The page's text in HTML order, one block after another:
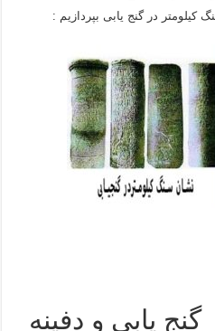
کیلومتر در گنج یابی بپردازیم :
یابی و دفینه